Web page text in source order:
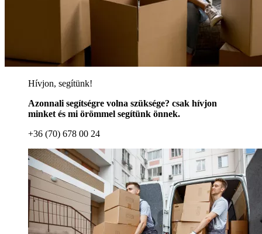
Hívjon, segítünk!
Azonnali segítségre volna szüksége? csak hívjon
minket és mi örömmel segítünk önnek.
+36 (70) 678 00 24